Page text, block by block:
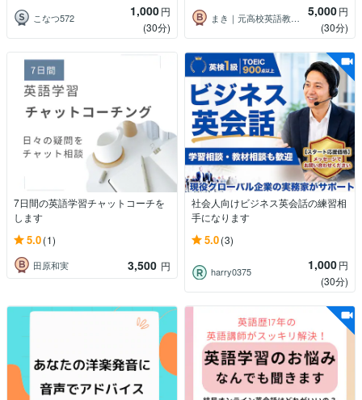
こなつ572 1,000円
(30分)
まき｜元高校英語教員｜さぼてん英会話運営 5,000円
(30分)
7日間の英語学習チャットコーチを
します
5.0(1)
田原和実 3,500 円
社会人向けビジネス英会話の練習相
手になります
5.0(3)
harry0375 1,000円
(30分)